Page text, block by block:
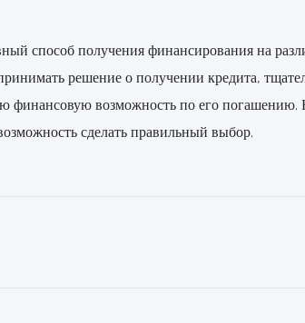
способ получения финансирования на
решение о получении кредита,
возможность по его погашению.
сделать правильный выбор.